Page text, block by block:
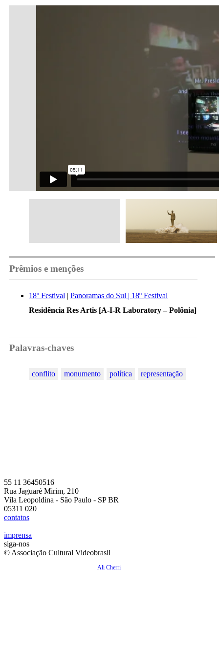
Ali Cherri
Prêmios e menções
18º Festival | Panoramas do Sul | 18º Festival
Residência Res Artis [A-I-R Laboratory – Polônia]
Palavras-chaves
conflito monumento política representação
55 11 36450516
Rua Jaguaré Mirim, 210
Vila Leopoldina - São Paulo - SP BR
05311 020
contatos
imprensa
siga-nos
© Associação Cultural Videobrasil